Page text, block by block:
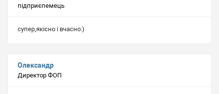
підприєпемець
супер,якісно і вчасно:)
Олександр
Директор ФОП